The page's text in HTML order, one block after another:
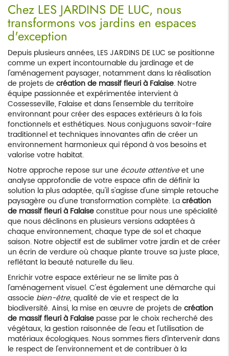
Chez LES JARDINS DE LUC, nous
transformons vos jardins en espaces
d'exception
Depuis plusieurs années, LES JARDINS DE LUC se positionne
comme un expert incontournable du jardinage et de
l'aménagement paysager, notamment dans la réalisation
de projets de création de massif fleuri à Falaise. Notre
équipe passionnée et expérimentée intervient à
Cossesseville, Falaise et dans l'ensemble du territoire
environnant pour créer des espaces extérieurs à la fois
fonctionnels et esthétiques. Nous conjuguons savoir-faire
traditionnel et techniques innovantes afin de créer un
environnement harmonieux qui répond à vos besoins et
valorise votre habitat.
Notre approche repose sur une écoute attentiveet une
analyse approfondie de votre espace afin de définir la
solution la plus adaptée, qu'il s'agisse d'une simple retouche
paysagère ou d'une transformation complète. Lacréation
de massif fleuri à Falaiseconstitue pour nous une spécialité
que nous déclinons en plusieurs versions adaptées à
chaque environnement, chaque type de sol et chaque
saison. Notre objectif est de sublimer votre jardin et de créer
un écrin de verdure où chaque plante trouve sa juste place,
reflétant la beauté naturelle du lieu.
Enrichir votre espace extérieur ne se limite pas à
l'aménagement visuel. C'est également une démarche qui
associe bien-être, qualité de vie et respect de la
biodiversité. Ainsi, la mise en œuvre de projets de création
de massif fleuri à Falaise passe par le choix recherché des
végétaux, la gestion raisonnée de l'eau et l'utilisation de
matériaux écologiques. Nous sommes fiers d'intervenir dans
le respect de l'environnement et de contribuer à la